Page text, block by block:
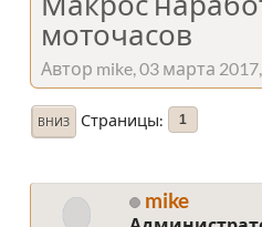
моточасов
Автор mike, 03 марта
ВНИЗ Страницы 1
mike